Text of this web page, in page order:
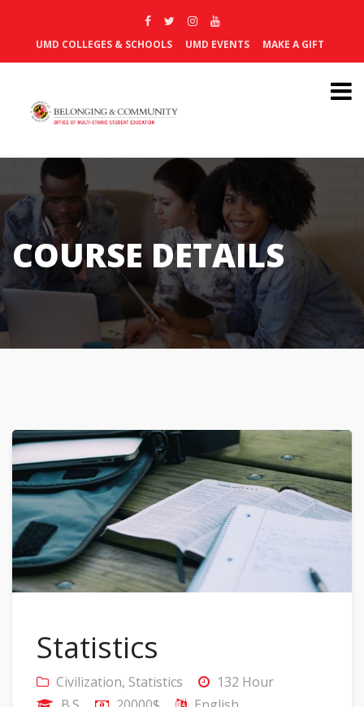
UMD COLLEGES & SCHOOLS UMD EVENTS MAKE A GIFT
COURSE DETAILS
Statistics
Civilization, Statistics
132 Hour